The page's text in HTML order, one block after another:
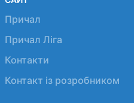
Причал
Причал Ліга
Контакти
Контакт із розробником